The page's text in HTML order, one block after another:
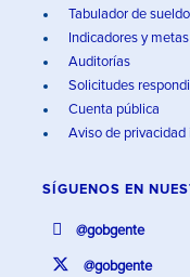
Tabulador de
Indicadores y metas
Auditorías
Solicitudes
Cuenta pública
Aviso de privacidad
SÍGUENOS EN
@gobgente
@gobgente